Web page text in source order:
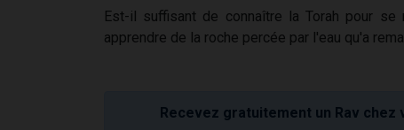
Est-il suffisant de connaître la Torah pour se
apprendre de la roche percée par l'eau qu'a
Recevez gratuitement un Rav